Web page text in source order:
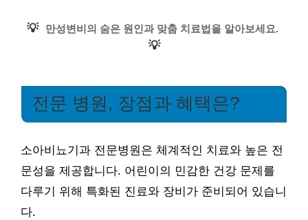
💡 만성변비의 숨은 원인과 맞춤 치료법을 알아보세요.
💡
전문 병원, 장점과 혜택은?
소아비뇨기과 전문병원은 체계적인 치료와 높은 전
문성을 제공합니다. 어린이의 민감한 건강 문제를
다루기 위해 특화된 진료와 장비가 준비되어 있습니
다.